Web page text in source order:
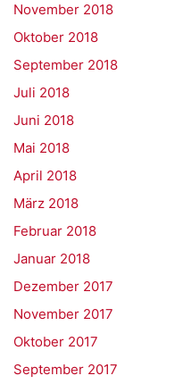
November 2018
Oktober 2018
September 2018
Juli 2018
Juni 2018
Mai 2018
April 2018
März 2018
Februar 2018
Januar 2018
Dezember 2017
November 2017
Oktober 2017
September 2017